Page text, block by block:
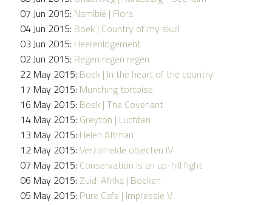
07 Jun 2015: Namibië | Flora
04 Jun 2015: Boek | Country of my skull
03 Jun 2015: Heerenlogement
02 Jun 2015: Regen regen regen
22 May 2015: Boek | In the heart of the country
17 May 2015: Munching tortoise
16 May 2015: Boek | The Covenant
14 May 2015: Greyton | Luchten
13 May 2015: Helen Altman
12 May 2015: Verzamelde objecten IV
07 May 2015: Conservation is an up-hill fight
06 May 2015: Zuid-Afrika | Boeken
05 May 2015: Pure Cafe | Impressie V